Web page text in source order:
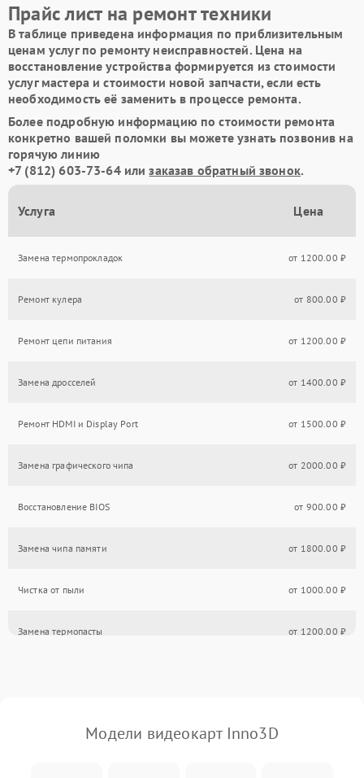
Прайс лист на ремонт техники
В таблице приведена информация по приблизительным
ценам услуг по ремонту неисправностей. Цена на
восстановление устройства формируется из стоимости
услуг мастера и стоимости новой запчасти, если есть
необходимость её заменить в процессе ремонта.
Более подробную информацию по стоимости ремонта
конкретно вашей поломки вы можете узнать позвонив на
горячую линию
+7 (812) 603-73-64илизаказав обратный звонок.
Услуга Цена
Замена термопрокладок от 1200.00 ₽
Ремонт кулера от 800.00 ₽
Ремонт цепи питания от 1200.00 ₽
Замена дросселей от 1400.00 ₽
Ремонт HDMI и Display Port от 1500.00 ₽
Замена графического чипа от 2000.00 ₽
Восстановление BIOS от 900.00 ₽
Замена чипа памяти от 1800.00 ₽
Чистка от пыли от 1000.00 ₽
Замена термопасты от 1200.00 ₽
Модели видеокарт Inno3D